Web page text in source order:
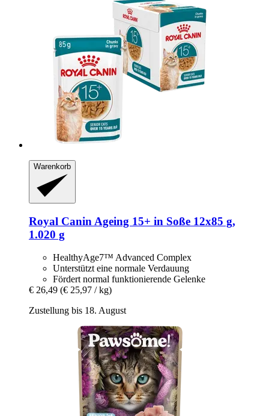
Warenkorb
Royal Canin Ageing 15+ in Soße 12x85 g,
1.020 g
HealthyAge7™ Advanced Complex
Unterstützt eine normale Verdauung
Fördert normal funktionierende Gelenke
€ 26,49 (€ 25,97 / kg)
Zustellung bis 18. August